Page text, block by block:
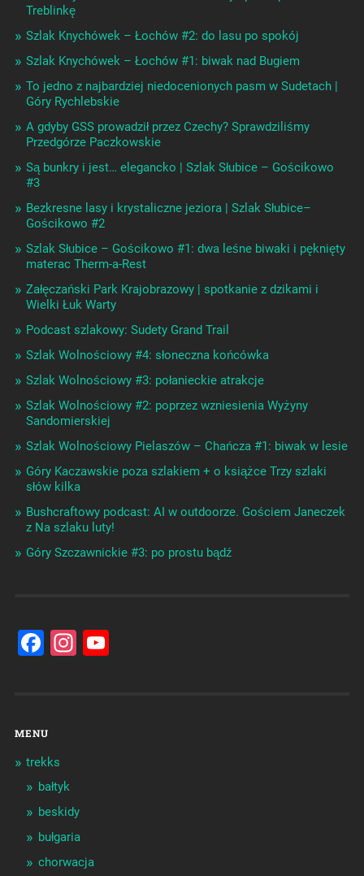
Treblinkę
Szlak Knychówek – Łochów #2: do lasu po spokój
Szlak Knychówek – Łochów #1: biwak nad Bugiem
To jedno z najbardziej niedocenionych pasm w Sudetach |
Góry Rychlebskie
A gdyby GSS prowadził przez Czechy? Sprawdziliśmy
Przedgórze Paczkowskie
Są bunkry i jest… elegancko | Szlak Słubice – Gościkowo
#3
Bezkresne lasy i krystaliczne jeziora | Szlak Słubice–
Gościkowo #2
Szlak Słubice – Gościkowo #1: dwa leśne biwaki i pęknięty
materac Therm-a-Rest
Załęczański Park Krajobrazowy | spotkanie z dzikami i
Wielki Łuk Warty
Podcast szlakowy: Sudety Grand Trail
Szlak Wolnościowy #4: słoneczna końcówka
Szlak Wolnościowy #3: połanieckie atrakcje
Szlak Wolnościowy #2: poprzez wzniesienia Wyżyny
Sandomierskiej
Szlak Wolnościowy Pielaszów – Chańcza #1: biwak w lesie
Góry Kaczawskie poza szlakiem + o książce Trzy szlaki
słów kilka
Bushcraftowy podcast: AI w outdoorze. Gościem Janeczek
z Na szlaku luty!
Góry Szczawnickie #3: po prostu bądź
Facebook
Instagram
YouTube
MENU
trekks
bałtyk
beskidy
bułgaria
chorwacja